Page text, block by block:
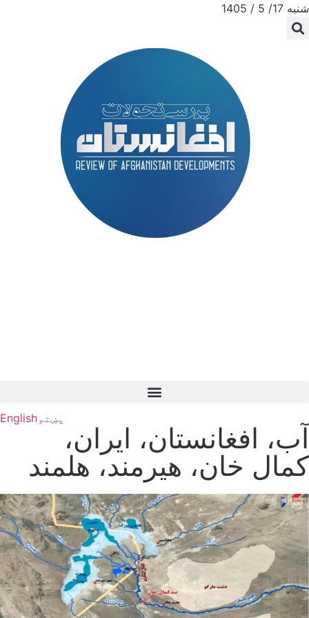
شنبه 17/ 5 / 1405
پښتوEnglish
آب، افغانستان، ایران،
کمال خان، هیرمند، هلمند